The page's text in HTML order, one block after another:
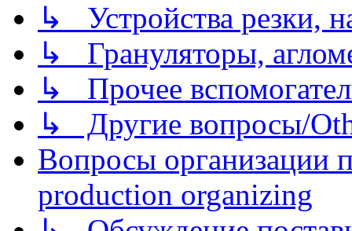
↳ Устройства резки,
↳ Грануляторы,
↳ Прочее
↳ Другие вопросы/
Вопросы организации
production organizing